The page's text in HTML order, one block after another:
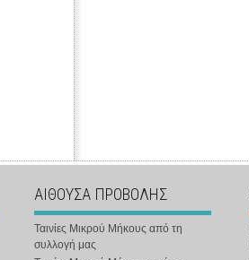
ΑΙΘΟΥΣΑ ΠΡΟΒΟΛΗΣ
Ταινίες Μικρού Μήκους από τη
συλλογή μας